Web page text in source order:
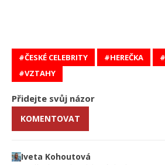
ČESKÉ CELEBRITY HEREČKA
VZTAHY
Přidejte svůj názor
KOMENTOVAT
Iveta Kohoutová